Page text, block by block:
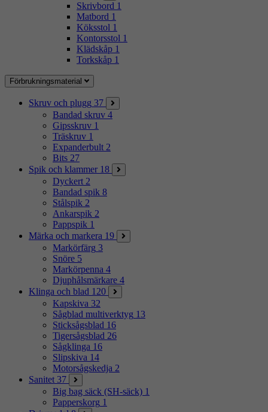
Skrivbord 1
Matbord 1
Köksstol 1
Kontorsstol 1
Klädskåp 1
Torkskåp 1
Förbrukningsmaterial
Skruv och plugg 37
Bandad skruv 4
Gipsskruv 1
Träskruv 1
Expanderbult 2
Bits 27
Spik och klammer 18
Dyckert 2
Bandad spik 8
Stålspik 2
Ankarspik 2
Pappspik 1
Märka och markera 19
Markörfärg 3
Snöre 5
Markörpenna 4
Djuphålsmärkare 4
Klinga och blad 120
Kapskiva 32
Sågblad multiverktyg 13
Sticksågsblad 16
Tigersågsblad 26
Sågklinga 16
Slipskiva 14
Motorsågskedja 2
Sanitet 37
Big bag säck (SH-säck) 1
Papperskorg 1